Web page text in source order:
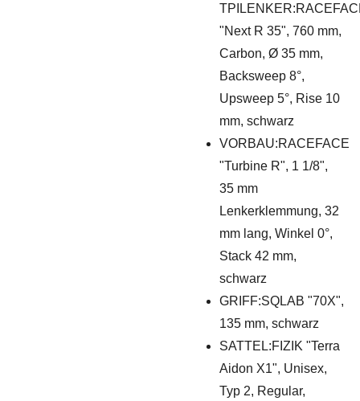
"Next R 35", 760 mm,
Carbon, Ø 35 mm,
Backsweep 8°,
Upsweep 5°, Rise 10
mm, schwarz
VORBAU:RACEFACE
"Turbine R", 1 1/8",
35 mm
Lenkerklemmung, 32
mm lang, Winkel 0°,
Stack 42 mm,
schwarz
GRIFF:SQLAB "70X",
135 mm, schwarz
SATTEL:FIZIK "Terra
Aidon X1", Unisex,
Typ 2, Regular,